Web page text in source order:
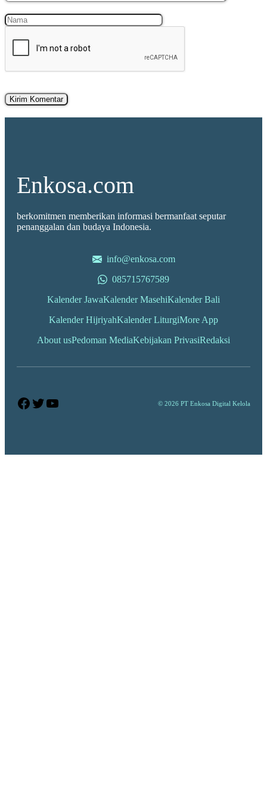
Nama Surel
Enkosa.com
berkomitmen memberikan informasi bermanfaat seputar
penanggalan dan budaya Indonesia.
info@enkosa.com
085715767589
Kalender JawaKalender MasehiKalender Bali
Kalender HijriyahKalender LiturgiMore App
About usPedoman MediaKebijakan PrivasiRedaksi
Facebook
Twitter
YouTube © 2026 PT Enkosa Digital Kelola